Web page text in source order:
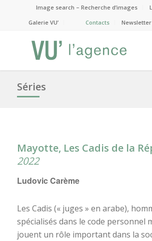
Image search – Recherche d’images
Galerie VU’
Contacts Newsletter
Séries
Mayotte, Les Cadis de la
2022
Ludovic Carème
Les Cadis (« juges » en arabe),
spécialisés dans le code personnel
jouent un rôle important dans la